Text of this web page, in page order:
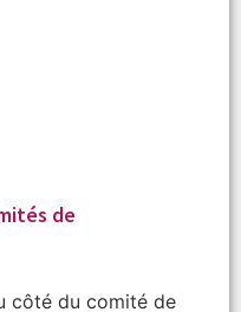
de
côté du comité de